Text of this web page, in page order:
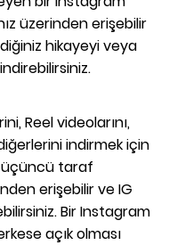
üzerinden erişebilir
hikayeyi veya
Reel videolarını,
indirmek için
üçüncü taraf
erişebilir ve IG
Bir Instagram
açık olması